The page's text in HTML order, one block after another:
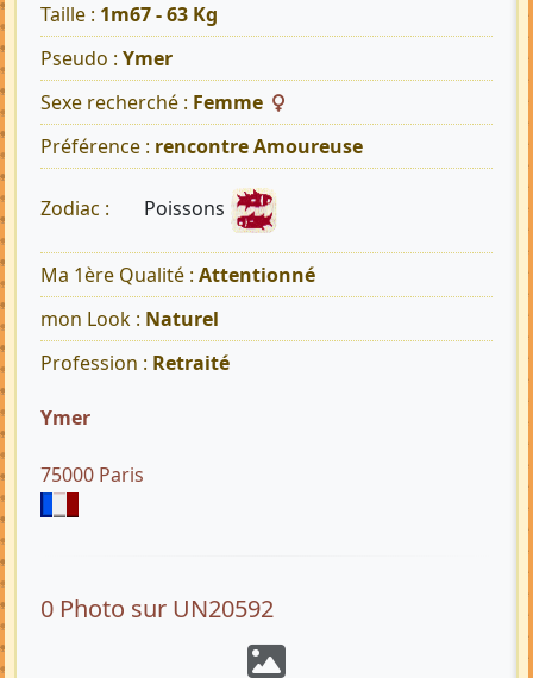
Taille : 1m67 - 63 Kg
Pseudo : Ymer
Sexe recherché : Femme
Préférence : rencontre Amoureuse
Zodiac : Poissons
Ma 1ère Qualité : Attentionné
mon Look : Naturel
Profession : Retraité
Ymer
75000 Paris
0 Photo sur UN20592